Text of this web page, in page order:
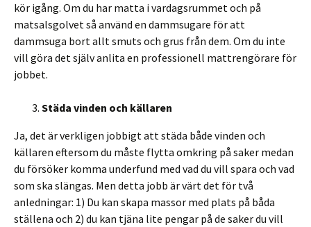
kör igång. Om du har matta i vardagsrummet och på
matsalsgolvet så använd en dammsugare för att
dammsuga bort allt smuts och grus från dem. Om du inte
vill göra det själv anlita en professionell mattrengörare för
jobbet.
Städa vinden och källaren
Ja, det är verkligen jobbigt att städa både vinden och
källaren eftersom du måste flytta omkring på saker medan
du försöker komma underfund med vad du vill spara och vad
som ska slängas. Men detta jobb är värt det för två
anledningar: 1) Du kan skapa massor med plats på båda
ställena och 2) du kan tjäna lite pengar på de saker du vill